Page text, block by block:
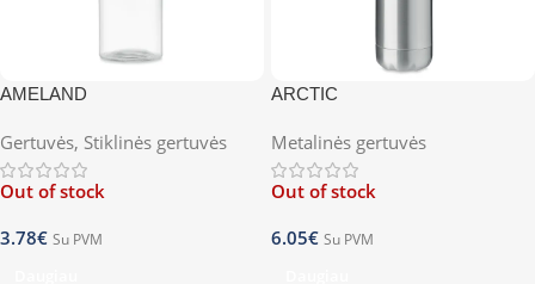
AMELAND
Gertuvės, Stiklinės gertuvės
Out of stock
3.78€ Su PVM
ARCTIC
Metalinės gertuvės
Out of stock
6.05€ Su PVM